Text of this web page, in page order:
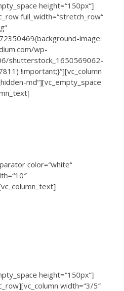
height=“150px“]
full_width=“stretch_row“
image:
wp-
shutterstock_1650569062-
!important;}“][vc_column
md“][vc_empty_space
color=“white“
height=“150px“]
width=“3/5″